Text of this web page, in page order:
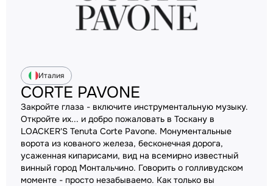
Италия
CORTE PAVONE
Закройте глаза - включите инструментальную музыку.
Откройте их... и добро пожаловать в Тоскану в
LOACKER'S Tenuta Corte Pavone. Монументальные
ворота из кованого железа, бесконечная дорога,
усаженная кипарисами, вид на всемирно известный
винный город Монтальчино. Говорить о голливудском
моменте - просто незабываемо. Как только вы